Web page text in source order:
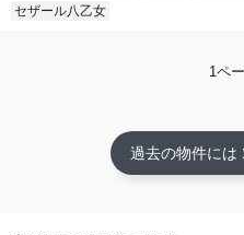
セザール八乙女
1ペ
過去の物件には